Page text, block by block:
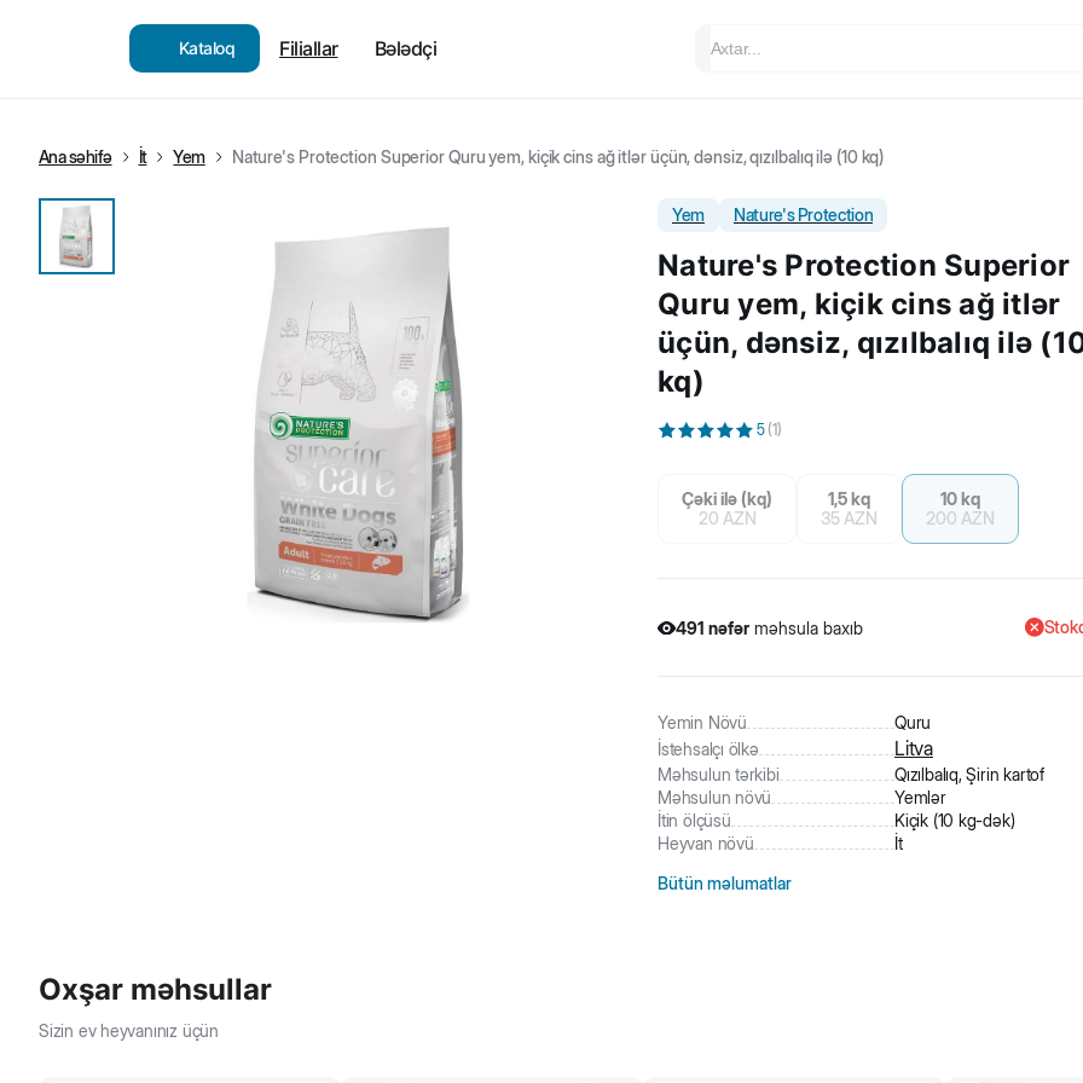
Kataloq Filiallar Bələdçi
Ana səhifə İt Yem Nature's Protection Superior Quru yem, kiçik cins ağ itlər üçün, dənsiz, qızılbalıq ilə (10 kq)
Yem Nature's Protection
Nature's Protection Superior
Quru yem, kiçik cins ağ itlər
üçün, dənsiz, qızılbalıq ilə
kq)
5 (1)
491 nəfər məhsula baxıb
Çəki ilə (kq)
20 AZN
1,5 kq
35 AZN
10 kq
200 AZN
Yemin Növü
Quru
İstehsalçı ölkə
Litva
Məhsulun tərkibi
Qızılbalıq, Şirin kartof
Məhsulun növü
Yemlər
İtin ölçüsü
Kiçik (10 kg-dək)
Heyvan növü
İt
Bütün məlumatlar
Oxşar məhsullar
Sizin ev heyvanınız üçün